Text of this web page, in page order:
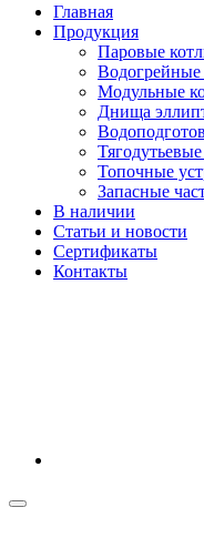
Главная
Продукция
Паровые
Водогрейные
Модульные
Днища
Топочные
Запасные
В наличии
Статьи и новости
Сертификаты
Контакты